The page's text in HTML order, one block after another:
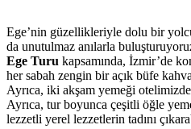
Ege’nin güzellikleriyle dolu bir
da unutulmaz anılarla
Ege Turu kapsamında, İzmir’de
her sabah zengin bir açık büfe
Ayrıca, iki akşam yemeği
Ayrıca, tur boyunca çeşitli öğle
lezzetli yerel lezzetlerin tadını